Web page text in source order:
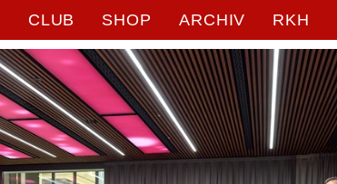
CLUB SHOP ARCHIV RKH